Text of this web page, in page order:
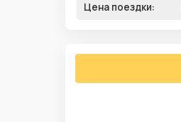
Цена поездки: